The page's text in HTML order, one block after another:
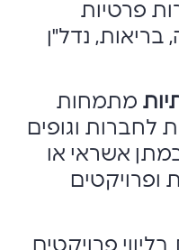
פרטיות
בריאות, נדל"ן
מתמחות
לחברות וגופים
אשראי או
ופרויקטים